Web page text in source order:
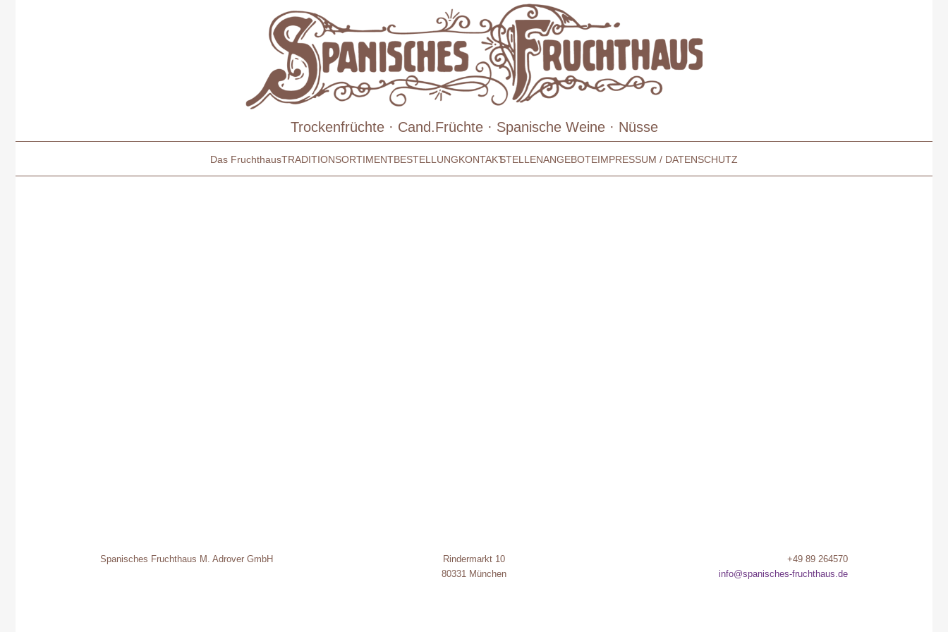
Trockenfrüchte · Cand.Früchte · Spanische Weine · Nüsse
Das FruchthausTRADITIONSORTIMENTBESTELLUNGKONTAKTSTELLENANGEBOTEIMPRESSUM / DATENSCHUTZ
Spanisches Fruchthaus M. Adrover GmbH
Rindermarkt 10
80331 München
+49 89 264570
info@spanisches-fruchthaus.de